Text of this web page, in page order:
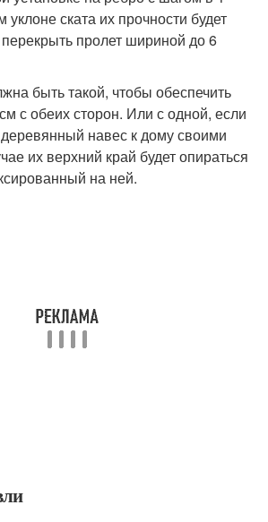
уклоне ската их прочности будет
пролет шириной до 6
быть такой, чтобы обеспечить
с обеих сторон. Или с одной, если
навес к дому своими
их верхний край будет опираться
на ней.